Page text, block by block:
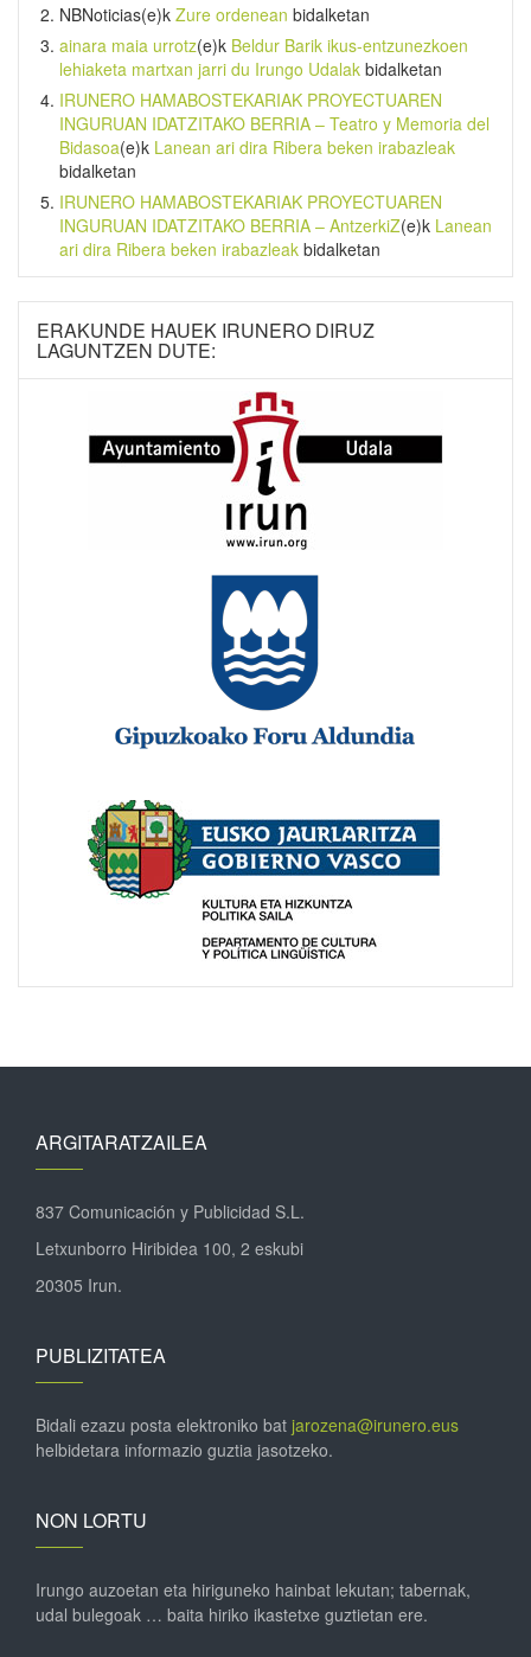
NBNoticias(e)k Zure ordenean bidalketan
ainara maia urrotz(e)k Beldur Barik ikus-entzunezkoen
lehiaketa martxan jarri du Irungo Udalak bidalketan
IRUNERO HAMABOSTEKARIAK PROYECTUAREN
INGURUAN IDATZITAKO BERRIA – Teatro y Memoria del
Bidasoa(e)k Lanean ari dira Ribera beken irabazleak
bidalketan
IRUNERO HAMABOSTEKARIAK PROYECTUAREN
INGURUAN IDATZITAKO BERRIA – AntzerkiZ(e)k Lanean
ari dira Ribera beken irabazleak bidalketan
ERAKUNDE HAUEK IRUNERO DIRUZ
LAGUNTZEN DUTE:
ARGITARATZAILEA
837 Comunicación y Publicidad S.L.
Letxunborro Hiribidea 100, 2 eskubi
20305 Irun.
PUBLIZITATEA
Bidali ezazu posta elektroniko bat jarozena@irunero.eus
helbidetara informazio guztia jasotzeko.
NON LORTU
Irungo auzoetan eta hiriguneko hainbat lekutan; tabernak,
udal bulegoak … baita hiriko ikastetxe guztietan ere.